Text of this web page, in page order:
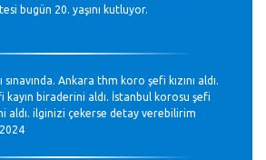
bugün 20. yaşını kutluyor.
sınavında. Ankara thm koro şefi kızını aldı.
kayın biraderini aldı. İstanbul korosu şefi
aldı. ilginizi çekerse detay verebilirim